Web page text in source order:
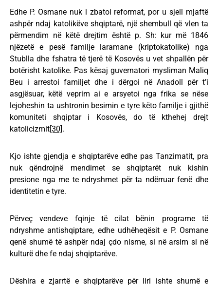
Edhe P. Osmane nuk i zbatoi reformat, por u sjell mjaftë
ashpër ndaj katolikëve shqiptarë, një shembull që vlen ta
përmendim në këtë drejtim është p. Sh: kur më 1846
njëzetë e pesë familje laramane (kriptokatolike) nga
Stublla dhe fshatra të tjerë të Kosovës u vet shpallën për
botërisht katolike. Pas kësaj guvernatori mysliman Maliq
Beu i arrestoi familjet dhe i dërgoi në Anadoll për t’i
asgjësuar, këtë veprim ai e arsyetoi nga frika se nëse
lejoheshin ta ushtronin besimin e tyre këto familje i gjithë
komuniteti shqiptar i Kosovës, do të kthehej drejt
katolicizmit[30].
Kjo ishte gjendja e shqiptarëve edhe pas Tanzimatit, pra
nuk qëndrojnë mendimet se shqiptarët nuk kishin
presione nga me te ndryshmet për ta ndërruar fenë dhe
identitetin e tyre.
Përveç vendeve fqinje të cilat bënin programe të
ndryshme antishqiptare, edhe udhëheqësit e P. Osmane
qenë shumë të ashpër ndaj çdo nisme, si në arsim si në
kulturë dhe fe ndaj shqiptarëve.
Dëshira e zjarrtë e shqiptarëve për liri ishte shumë e